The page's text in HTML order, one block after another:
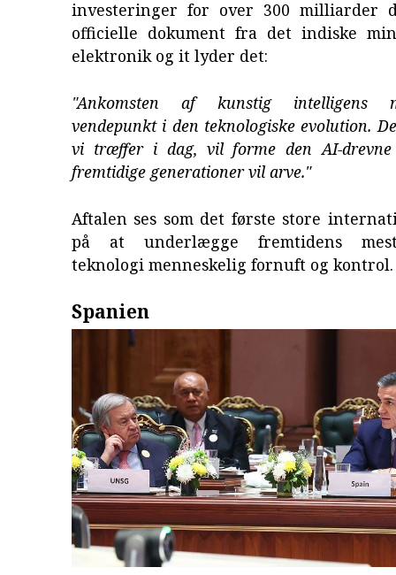
investeringer for over 300 milliarder
officielle dokument fra det indiske
elektronik og it lyder det:
"Ankomsten af kunstig intelligens
vendepunkt i den teknologiske evolution.
vi træffer i dag, vil forme den AI-drevne
fremtidige generationer vil arve."
Aftalen ses som det første store
på at underlægge fremtidens
teknologi menneskelig fornuft og kontrol.
Spanien